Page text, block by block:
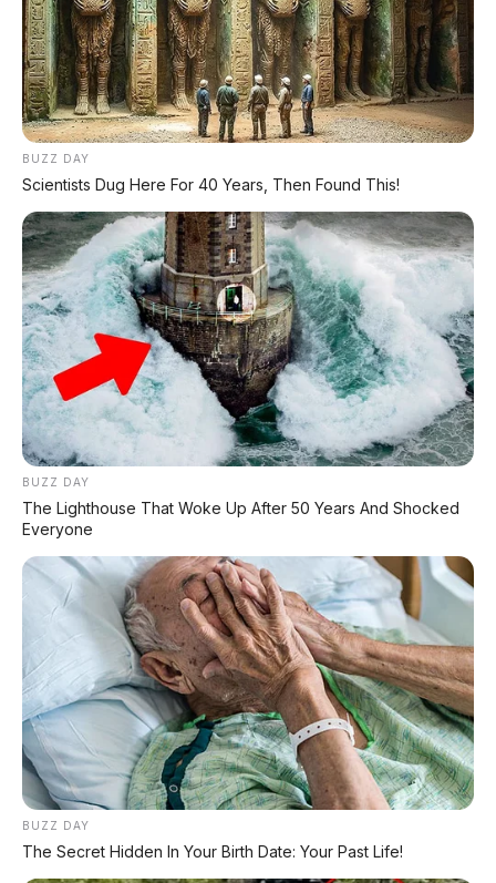
PROMO TERBATAS!
Voucher Belanja Rp 100.000
*Klik untuk klaim di marketplace pilihanmu
AMBIL >
REKOMENDASI UNTUK ANDA
⚡ Stelato S9 Touring: Station Wagon
Listrik Premium dengan Total Range
1.305 Km
⚡ Bus Gunung Harta Terbakar di Tol
Nganjuk, 33 Orang Selamat
⚡ Leapmotor A05: Hatchback Listrik
Kompak dengan Opsi LiDAR & Range 510
⚡ Hongqi G919: SUV Mewah Tangguh
EREV 831 HP Siap Menantang G-Class
⚡ Leapmotor B01: Sedan Listrik Kompak
800V dengan Range 670 Km
⚡ MG 07: Sedan Fastback Listrik 845 Km
dengan Harga Mulai Rp322 Juta
BUZZ DAY
Scientists Dug Here For 40 Years, Then Found This!
BUZZ DAY
The Lighthouse That Woke Up After 50 Years And Shocked
Everyone
BUZZ DAY
The Secret Hidden In Your Birth Date: Your Past Life!